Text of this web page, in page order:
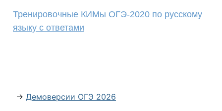
Тренировочные КИМы ОГЭ-2020 по русскому
языку с ответами
→ Демоверсии ОГЭ 2026